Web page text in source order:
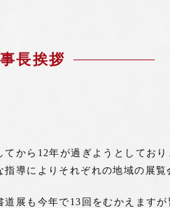
長挨拶
てから12年が過ぎようとしてお
指導によりそれぞれの地域の展
道展も今年で13回をむかえます